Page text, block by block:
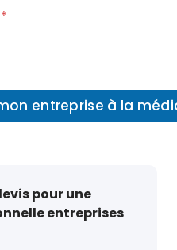
*
entreprise à la
pour une
entreprises